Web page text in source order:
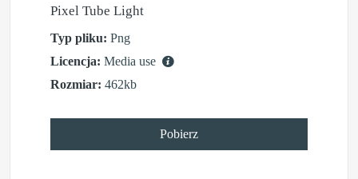
Pixel Tube Light
Typ pliku: Png
Licencja: Media use
Rozmiar: 462kb
Pobierz